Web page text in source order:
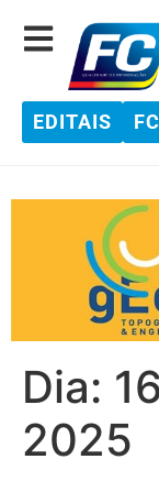
EDITAIS
Dia:
2025